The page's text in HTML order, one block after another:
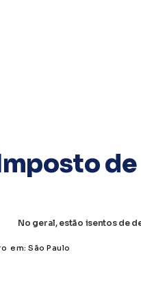
No geral, estão isentos de
em:São Paulo